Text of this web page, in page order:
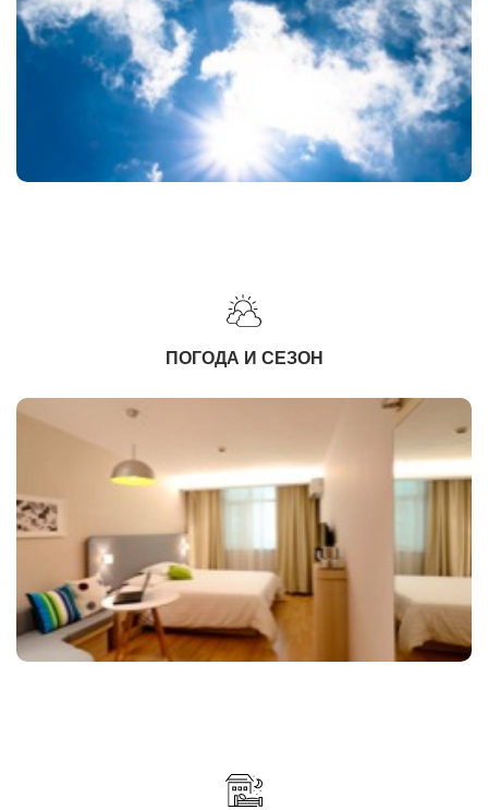
ПОГОДА И СЕЗОН